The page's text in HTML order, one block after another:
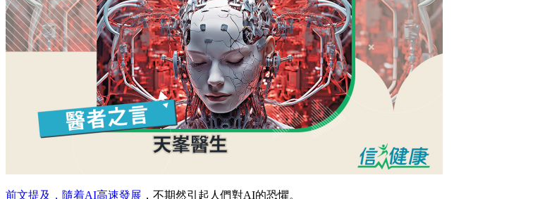
前文提及，隨着AI高速發展 ，不期然引起人們對AI的恐懼。